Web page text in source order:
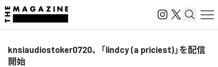
knsiaudiostoker0720、「lindcy (a priciest)」を配信
開始